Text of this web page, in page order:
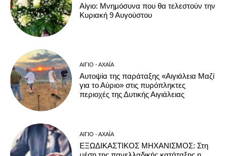
Αίγιο: Μνημόσυνα που θα τελεστούν την
Κυριακή 9 Αυγούστου
ΑΊΓΙΟ - ΑΧΑΪ́Α
Αυτοψία της παράταξης «Αιγιάλεια Μαζί
για το Αύριο» στις πυρόπληκτες
περιοχές της Δυτικής Αιγιάλειας
ΑΊΓΙΟ - ΑΧΑΪ́Α
ΕΞΩΔΙΚΑΣΤΙΚΟΣ ΜΗΧΑΝΙΣΜΟΣ: Στη